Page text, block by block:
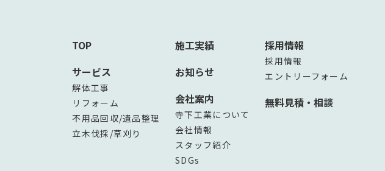
TOP
サービス
解体工事
リフォーム
不用品回収/遺品整理
立木伐採/草刈り
施工実績
お知らせ
会社案内
寺下工業について
会社情報
スタッフ紹介
SDGs
採用情報
採用情報
エントリーフォーム
無料見積・相談